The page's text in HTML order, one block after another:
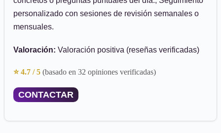
personalizado con sesiones de revisión semanales o
mensuales.
Valoración: Valoración positiva (reseñas verificadas)
⭐ 4.7 / 5 (basado en 32 opiniones verificadas)
CONTACTAR